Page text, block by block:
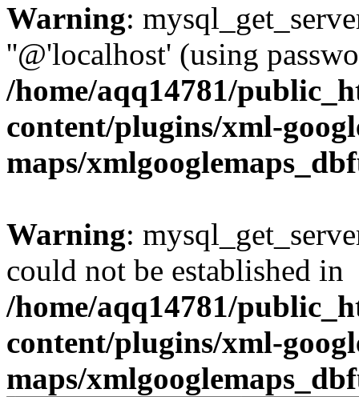
Warning:
''@'localhost' (using
/home/aqq14781/
content/plugins/xml-
maps/
Warning:
could not be established in
/home/aqq14781/
content/plugins/xml-
maps/